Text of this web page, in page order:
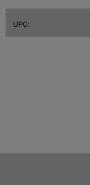
UPC: